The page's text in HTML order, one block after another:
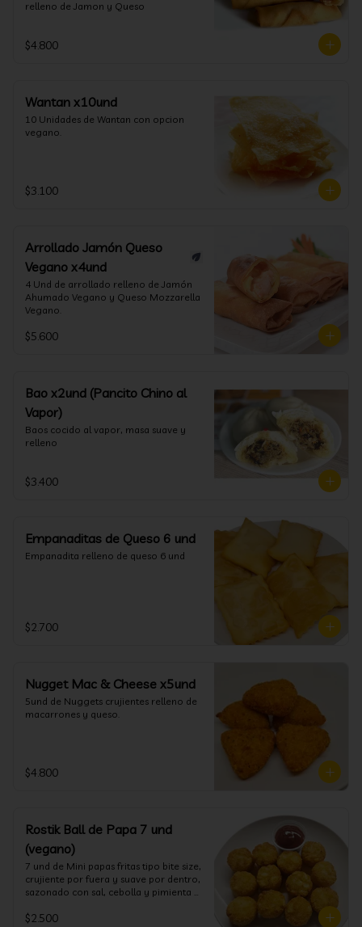
relleno de Jamon y Queso
$4.800
Wantan x10und
10 Unidades de Wantan con opcion
vegano.
$3.100
Arrollado Jamón Queso
Vegano x4und
4 Und de arrollado relleno de Jamón
Ahumado Vegano y Queso Mozzarella
Vegano.
$5.600
Bao x2und (Pancito Chino al
Vapor)
Baos cocido al vapor, masa suave y
relleno
$3.400
Empanaditas de Queso 6 und
Empanadita relleno de queso 6 und
$2.700
Nugget Mac & Cheese x5und
5und de Nuggets crujientes relleno de
macarrones y queso.
$4.800
Rostik Ball de Papa 7 und
(vegano)
7 und de Mini papas fritas tipo bite size,
crujiente por fuera y suave por dentro,
sazonado con sal, cebolla y pimienta
$2.500